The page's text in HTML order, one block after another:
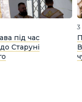
під час
Старуні
3